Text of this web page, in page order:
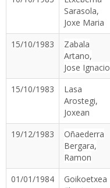
Sarasola,
Joxe Maria
15/10/1983
Zabala
Artano,
Jose Ignacio
15/10/1983
Lasa
Arostegi,
Joxean
19/12/1983
Oñaederra
Bergara,
Ramon
01/01/1984
Goikoetxea